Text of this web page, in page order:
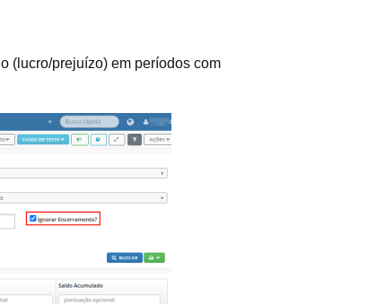
(lucro/prejuízo) em períodos com